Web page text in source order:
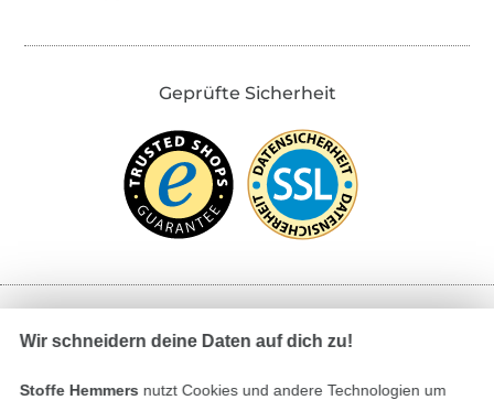
Geprüfte Sicherheit
Bezahlen mit
Wir schneidern deine Daten auf dich zu!
Stoffe Hemmers nutzt Cookies und andere Technologien um